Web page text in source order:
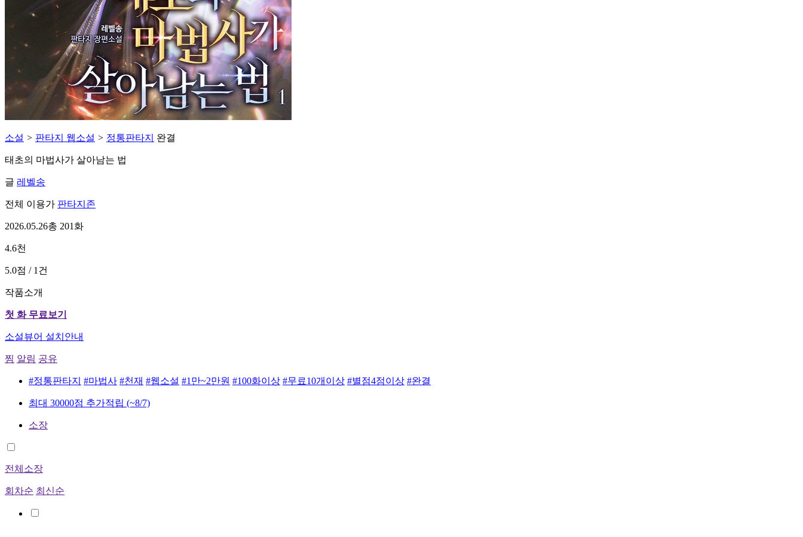
소설 > 판타지 웹소설 > 정통판타지 완결
태초의 마법사가 살아남는 법
글 레벨송
전체 이용가 판타지존
2026.05.26총 201화
4.6천
5.0점 / 1건
작품소개
첫 화 무료보기
소설뷰어 설치안내
찜 알림 공유
#정통판타지 #마법사 #천재 #웹소설 #1만~2만원 #100화이상 #무료10개이상 #별점4점이상 #완결
최대 30000점 추가적립 (~8/7)
소장
전체소장
회차순 최신순